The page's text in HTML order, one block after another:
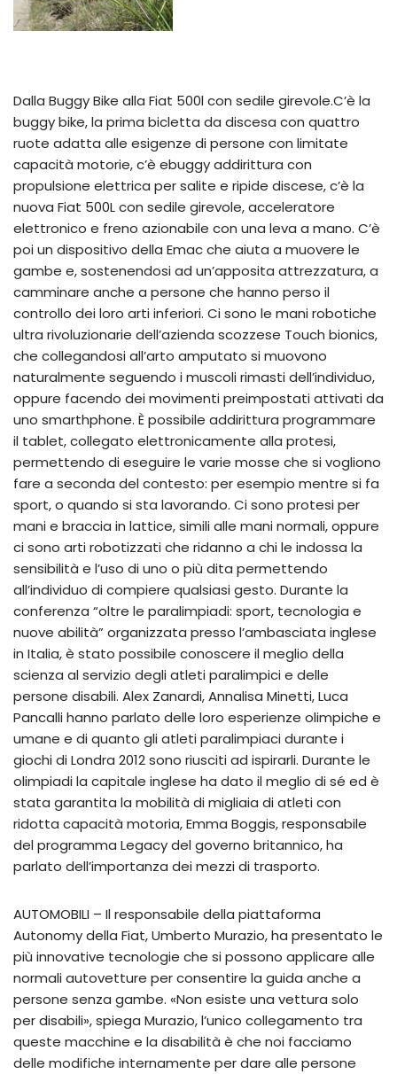
Dalla Buggy Bike alla Fiat 500l con sedile girevole.C’è la
buggy bike, la prima bicletta da discesa con quattro
ruote adatta alle esigenze di persone con limitate
capacità motorie, c’è ebuggy addirittura con
propulsione elettrica per salite e ripide discese, c’è la
nuova Fiat 500L con sedile girevole, acceleratore
elettronico e freno azionabile con una leva a mano. C’è
poi un dispositivo della Emac che aiuta a muovere le
gambe e, sostenendosi ad un’apposita attrezzatura, a
camminare anche a persone che hanno perso il
controllo dei loro arti inferiori. Ci sono le mani robotiche
ultra rivoluzionarie dell’azienda scozzese Touch bionics,
che collegandosi all’arto amputato si muovono
naturalmente seguendo i muscoli rimasti dell’individuo,
oppure facendo dei movimenti preimpostati attivati da
uno smarthphone. È possibile addirittura programmare
il tablet, collegato elettronicamente alla protesi,
permettendo di eseguire le varie mosse che si vogliono
fare a seconda del contesto: per esempio mentre si fa
sport, o quando si sta lavorando. Ci sono protesi per
mani e braccia in lattice, simili alle mani normali, oppure
ci sono arti robotizzati che ridanno a chi le indossa la
sensibilità e l’uso di uno o più dita permettendo
all’individuo di compiere qualsiasi gesto. Durante la
conferenza “oltre le paralimpiadi: sport, tecnologia e
nuove abilità” organizzata presso l’ambasciata inglese
in Italia, è stato possibile conoscere il meglio della
scienza al servizio degli atleti paralimpici e delle
persone disabili. Alex Zanardi, Annalisa Minetti, Luca
Pancalli hanno parlato delle loro esperienze olimpiche e
umane e di quanto gli atleti paralimpiaci durante i
giochi di Londra 2012 sono riusciti ad ispirarli. Durante le
olimpiadi la capitale inglese ha dato il meglio di sé ed è
stata garantita la mobilità di migliaia di atleti con
ridotta capacità motoria, Emma Boggis, responsabile
del programma Legacy del governo britannico, ha
parlato dell’importanza dei mezzi di trasporto.
AUTOMOBILI – Il responsabile della piattaforma
Autonomy della Fiat, Umberto Murazio, ha presentato le
più innovative tecnologie che si possono applicare alle
normali autovetture per consentire la guida anche a
persone senza gambe. «Non esiste una vettura solo
per disabili», spiega Murazio, l’unico collegamento tra
queste macchine e la disabilità è che noi facciamo
delle modifiche internamente per dare alle persone